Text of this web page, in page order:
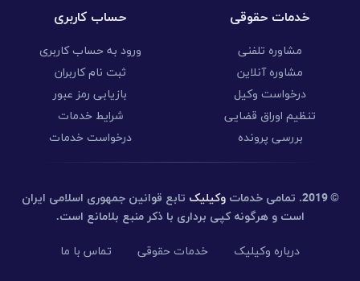
خدمات حقوقی
مشاوره تلفنی
مشاوره آنلاین
درخواست وکیل
تنظیم اوراق قضایی
بررسی پرونده
حساب کاربری
ورود به حساب کاربری
ثبت نام کاربران
بازیابی رمز عبور
شرایط خدمات
درخواست خدمات
© 2019. تمامی خدماتوکیلیک تابع قوانین جمهوری اسلامی ایران
است و هرگونه کپی برداری با ذکر منبع بلامانع است.
درباره وکیلیک خدمات حقوقی تماس با ما